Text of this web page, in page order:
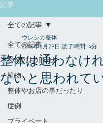
記事
全ての記事
営業のお知らせ
植物
整体やお店の事だったり
症例
全ての記事
整体は通わなけ
ないと思われて
ウレシカ整体
2016年6月29日 読了時間: 4分